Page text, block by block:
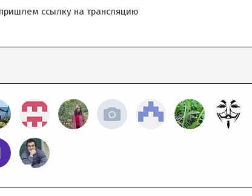
ссылку на трансляцию